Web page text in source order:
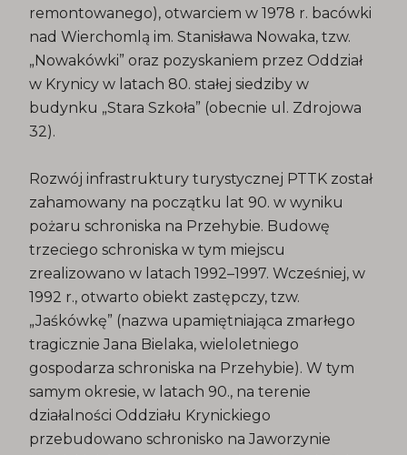
remontowanego), otwarciem w 1978 r. bacówki
nad Wierchomlą im. Stanisława Nowaka, tzw.
„Nowakówki” oraz pozyskaniem przez Oddział
w Krynicy w latach 80. stałej siedziby w
budynku „Stara Szkoła” (obecnie ul. Zdrojowa
32).
Rozwój infrastruktury turystycznej PTTK został
zahamowany na początku lat 90. w wyniku
pożaru schroniska na Przehybie. Budowę
trzeciego schroniska w tym miejscu
zrealizowano w latach 1992–1997. Wcześniej, w
1992 r., otwarto obiekt zastępczy, tzw.
„Jaśkówkę” (nazwa upamiętniająca zmarłego
tragicznie Jana Bielaka, wieloletniego
gospodarza schroniska na Przehybie). W tym
samym okresie, w latach 90., na terenie
działalności Oddziału Krynickiego
przebudowano schronisko na Jaworzynie